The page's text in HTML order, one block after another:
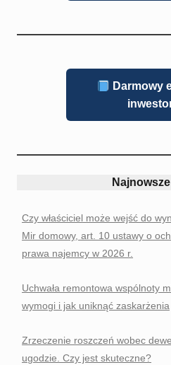
Darmowy
Czy właściciel może wejść do
Mir domowy, art. 10 ustawy o
prawa najemcy w 2026 r.
Uchwała remontowa wspólnoty
wymogi i jak uniknąć zaskarżenia
Zrzeczenie roszczeń wobec
ugodzie. Czy jest skuteczne?